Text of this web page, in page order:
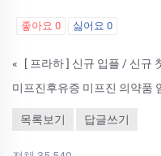
좋아요 0 싫어요 0
«
미프진후유증 미프진 의약품
목록보기 답글쓰기